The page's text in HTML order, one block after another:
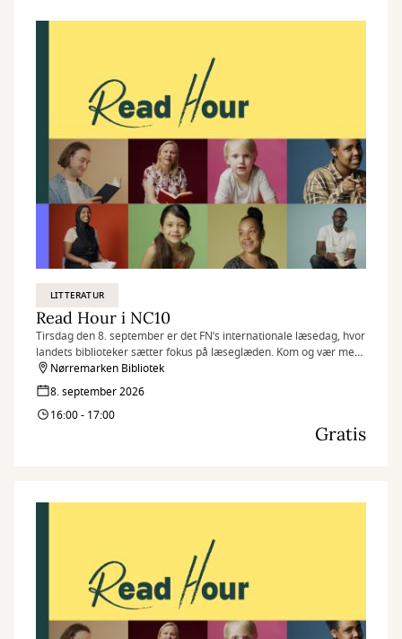
LITTERATUR
Read Hour i NC10
Tirsdag den 8. september er det FN’s internationale læsedag, hvor
landets biblioteker sætter fokus på læseglæden. Kom og vær med,
når vi markerer dagen på flere af vores biblioteker med Read
Hour, hvor vi læser så meget, som vi kan på én time.
Nørremarken Bibliotek
8. september 2026
16:00 - 17:00
Gratis